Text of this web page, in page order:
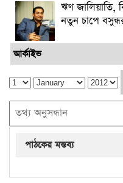
ঋণ জালিয়াতি,
নতুন চাপে
আর্কাইভ
পাঠকের মন্তব্য